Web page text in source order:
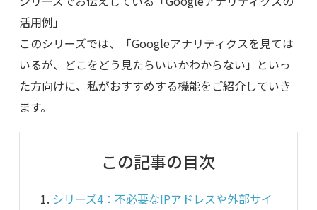
活用例」
このシリーズでは、「Googleアナリティクスを見ては
いるが、どこをどう見たらいいかわからない」といっ
た方向けに、私がおすすめする機能をご紹介していき
ます。
この記事の目次
シリーズ4：不必要なIPアドレスや外部サイ